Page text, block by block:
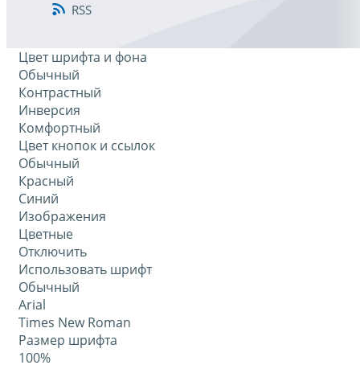
RSS
Цвет шрифта и фона
Обычный
Контрастный
Инверсия
Комфортный
Цвет кнопок и ссылок
Обычный
Красный
Синий
Изображения
Цветные
Отключить
Использовать шрифт
Обычный
Arial
Times New Roman
Размер шрифта
100%